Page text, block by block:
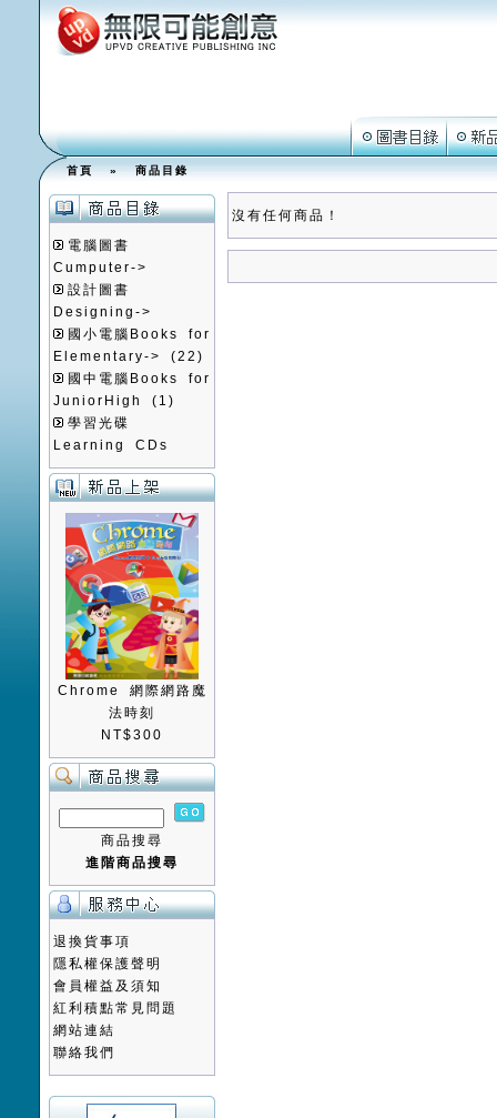
首頁»商品目錄
電腦圖書
Cumputer->
設計圖書
Designing->
國小電腦Books for
Elementary->
(22)
國中電腦Books for
JuniorHigh
(1)
學習光碟
Learning CDs
Chrome 網際網路魔
法時刻
NT$300
商品搜尋
進階商品搜尋
退換貨事項
隱私權保護聲明
會員權益及須知
紅利積點常見問題
網站連結
聯絡我們
沒有任何商品！